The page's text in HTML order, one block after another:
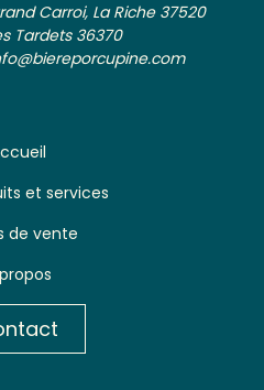
Carroi, La Riche 37520
Tardets 36370
et services
de vente